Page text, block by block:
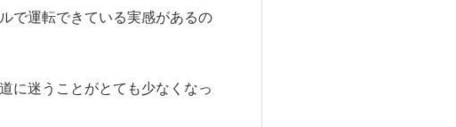
で運転できている実感があるの
に迷うことがとても少なくなっ